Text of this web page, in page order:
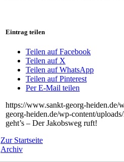
Eintrag teilen
Teilen auf Facebook
Teilen auf X
Teilen auf WhatsApp
Teilen auf Pinterest
Per E-Mail teilen
https://www.sankt-georg-heiden.de/
georg-heiden.de/wp-content/
geht’s – Der Jakobsweg ruft!
Zur Startseite
Archiv